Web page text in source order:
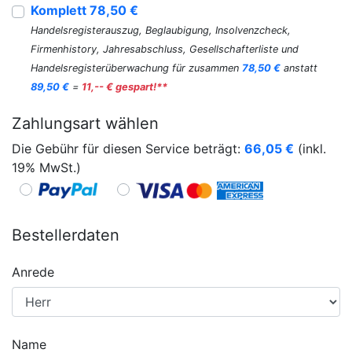
Komplett 78,50 €
Handelsregisterauszug, Beglaubigung, Insolvenzcheck,
Firmenhistory, Jahresabschluss, Gesellschafterliste und
Handelsregisterüberwachung für zusammen 78,50 € anstatt
89,50 € = 11,-- € gespart!**
Zahlungsart wählen
Die Gebühr für diesen Service beträgt: 66,05 € (inkl.
19% MwSt.)
Bestellerdaten
Anrede
Name